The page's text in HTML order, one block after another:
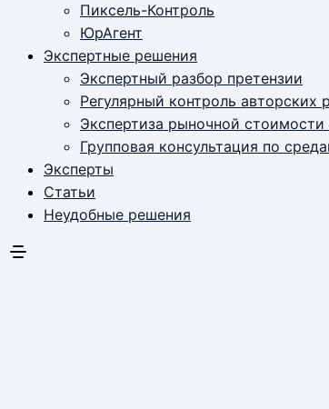
Пиксель-Контроль
ЮрАгент
Экспертные решения
Экспертный разбор претензии
Регулярный контроль авторских
Экспертиза рыночной
Групповая консультация по
Эксперты
Статьи
Неудобные решения